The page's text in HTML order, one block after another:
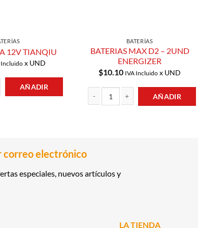
12V TIANQIU
Incluidox UND
AÑADIR
BATERÍAS
BATERIAS MAX D2 – 2UND
ENERGIZER
$10.10 IVA Incluido x UND
AÑADIR
correo electrónico
especiales, nuevos artículos y
LA TIENDA